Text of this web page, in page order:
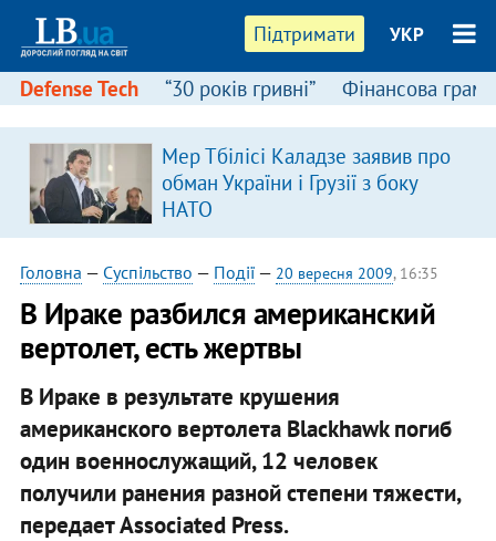
Підтримати УКР
Defense Tech “30 років гривні” Фінансова
Мер Тбілісі Каладзе заявив про
обман України і Грузії з боку
НАТО
Головна — Суспільство — Події— 20 вересня 2009, 16:35
В Ираке разбился американский
вертолет, есть жертвы
В Ираке в результате крушения
американского вертолета Blackhawk погиб
один военнослужащий, 12 человек
получили ранения разной степени тяжести,
передает Associated Press.